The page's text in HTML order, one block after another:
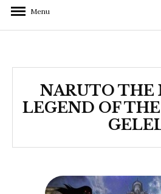
Menu
NARUTO THE
LEGEND OF